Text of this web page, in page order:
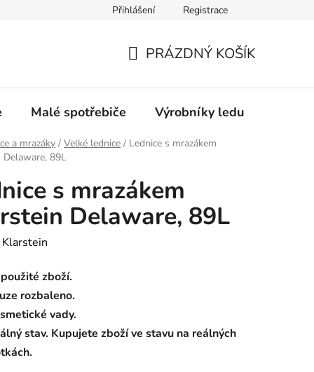
Oprava a výkup výrobníků ledu Značka Bauknecht
Přihlášení Registrace
KOŠÍK
PRÁZDNÝ KOŠÍK
Malé spotřebiče Výrobníky ledu
a mrazáky / Velké lednice / Lednice s mrazákem
Delaware, 89L
s mrazákem
Delaware, 89L
Klarstein
zboží.
rozbaleno.
vady.
stav. Kupujete zboží ve stavu na reálných